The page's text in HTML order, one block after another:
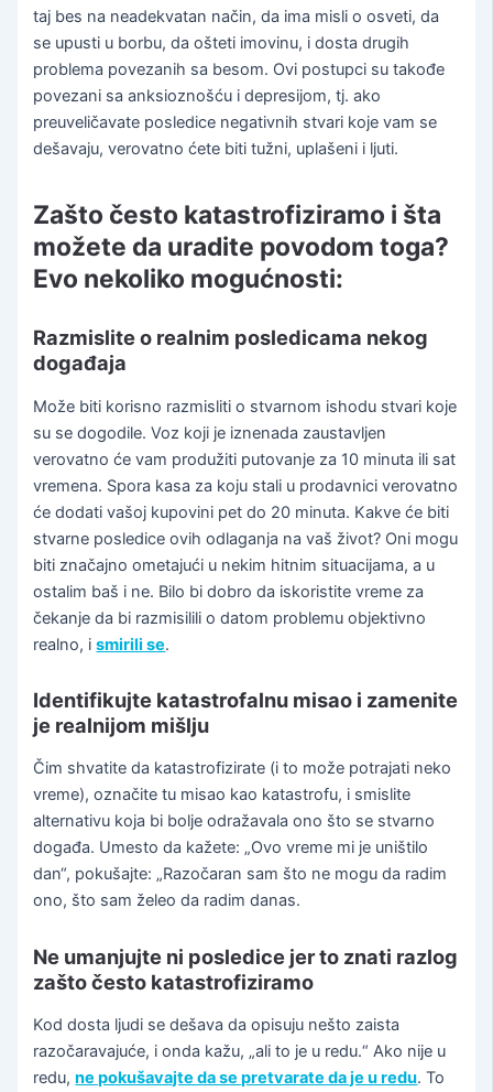
taj bes na neadekvatan način, da ima misli o osveti, da
se upusti u borbu, da ošteti imovinu, i dosta drugih
problema povezanih sa besom. Ovi postupci su takođe
povezani sa anksioznošću i depresijom, tj. ako
preuveličavate posledice negativnih stvari koje vam se
dešavaju, verovatno ćete biti tužni, uplašeni i ljuti.
Zašto često katastrofiziramo i šta
možete da uradite povodom toga?
Evo nekoliko mogućnosti:
Razmislite o realnim posledicama nekog
događaja
Može biti korisno razmisliti o stvarnom ishodu stvari koje
su se dogodile. Voz koji je iznenada zaustavljen
verovatno će vam produžiti putovanje za 10 minuta ili sat
vremena. Spora kasa za koju stali u prodavnici verovatno
će dodati vašoj kupovini pet do 20 minuta. Kakve će biti
stvarne posledice ovih odlaganja na vaš život? Oni mogu
biti značajno ometajući u nekim hitnim situacijama, a u
ostalim baš i ne. Bilo bi dobro da iskoristite vreme za
čekanje da bi razmisilili o datom problemu objektivno
realno, ismirili se.
Identifikujte katastrofalnu misao i zamenite
je realnijom mišlju
Čim shvatite da katastrofizirate (i to može potrajati neko
vreme), označite tu misao kao katastrofu, i smislite
alternativu koja bi bolje odražavala ono što se stvarno
događa. Umesto da kažete: „Ovo vreme mi je uništilo
dan“, pokušajte: „Razočaran sam što ne mogu da radim
ono, što sam želeo da radim danas.
Ne umanjujte ni posledice jer to znati razlog
zašto često katastrofiziramo
Kod dosta ljudi se dešava da opisuju nešto zaista
razočaravajuće, i onda kažu, „ali to je u redu.“ Ako nije u
redu,ne pokušavajte da se pretvarate da je u redu. To